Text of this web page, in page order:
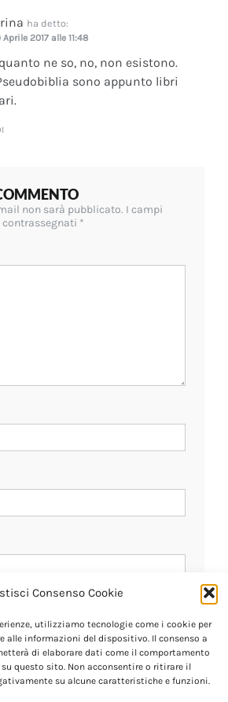
Consenso Cookie
utilizziamo tecnologie come i cookie per
alle informazioni del dispositivo. Il consenso a
di elaborare dati come il comportamento
questo sito. Non acconsentire o ritirare il
su alcune caratteristiche e funzioni.
ha detto:
Aprile 2017 alle 11:48
ne so, no, non esistono.
sono appunto libri
non sarà pubblicato. I campi
*